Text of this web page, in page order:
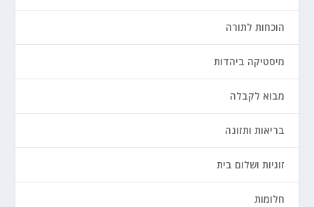
הוכחות לתורה
מיסטיקה ביהדות
מבוא לקבלה
בריאות ותזונה
זוגיות ושלום בית
חלומות